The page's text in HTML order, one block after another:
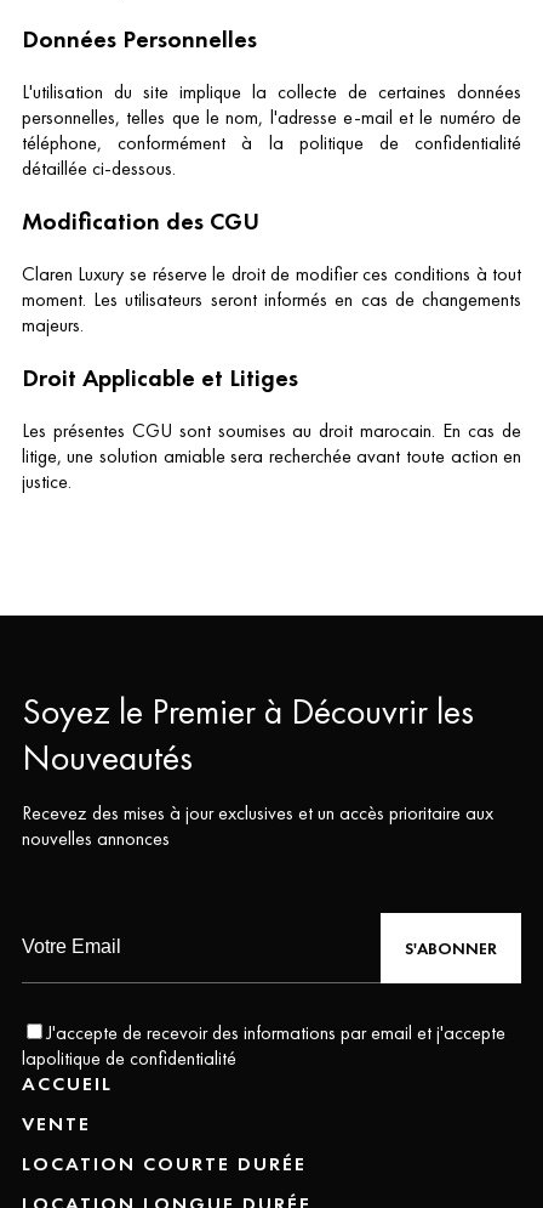
Données Personnelles
L'utilisation du site implique la collecte de certaines données
personnelles, telles que le nom, l'adresse e-mail et le numéro de
téléphone, conformément à la politique de confidentialité
détaillée ci-dessous.
Modification des CGU
Claren Luxury se réserve le droit de modifier ces conditions à tout
moment. Les utilisateurs seront informés en cas de changements
majeurs.
Droit Applicable et Litiges
Les présentes CGU sont soumises au droit marocain. En cas de
litige, une solution amiable sera recherchée avant toute action en
justice.
Soyez le Premier à Découvrir les
Nouveautés
Recevez des mises à jour exclusives et un accès prioritaire aux
nouvelles annonces
S'ABONNER
J'accepte de recevoir des informations par email et j'accepte
lapolitique de confidentialité
ACCUEIL
VENTE
LOCATION COURTE DURÉE